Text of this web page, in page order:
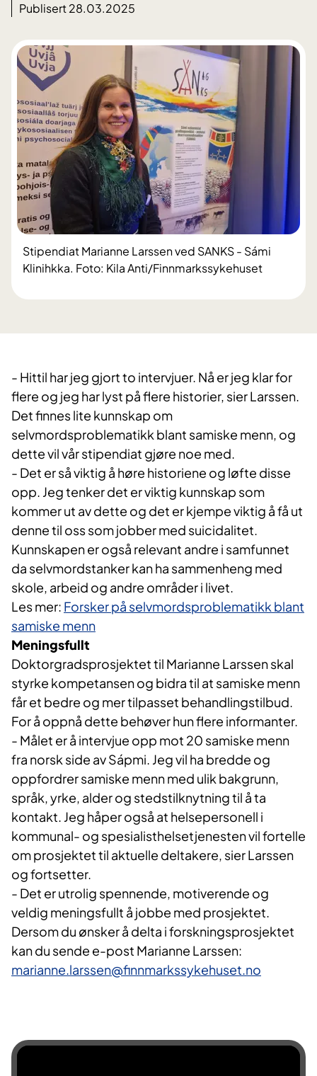
Publisert 28.03.2025
Stipendiat Marianne Larssen ved SANKS - Sámi
Klinihkka. Foto: Kila Anti/Finnmarkssykehuset
- Hittil har jeg gjort to intervjuer. Nå er jeg klar for
flere og jeg har lyst på flere historier, sier Larssen.
Det finnes lite kunnskap om
selvmordsproblematikk blant samiske menn, og
dette vil vår stipendiat gjøre noe med.
- Det er så viktig å høre historiene og løfte disse
opp. Jeg tenker det er viktig kunnskap som
kommer ut av dette og det er kjempe viktig å få ut
denne til oss som jobber med suicidalitet.
Kunnskapen er også relevant andre i samfunnet
da selvmordstanker kan ha sammenheng med
skole, arbeid og andre områder i livet.
Les mer: Forsker på selvmordsproblematikk blant
samiske menn
Meningsfullt
Doktorgradsprosjektet til Marianne Larssen skal
styrke kompetansen og bidra til at samiske menn
får et bedre og mer tilpasset behandlingstilbud.
For å oppnå dette behøver hun flere informanter.
- Målet er å intervjue opp mot 20 samiske menn
fra norsk side av Sápmi. Jeg vil ha bredde og
oppfordrer samiske menn med ulik bakgrunn,
språk, yrke, alder og stedstilknytning til å ta
kontakt. Jeg håper også at helsepersonell i
kommunal- og spesialisthelsetjenesten vil fortelle
om prosjektet til aktuelle deltakere, sier Larssen
og fortsetter.
- Det er utrolig spennende, motiverende og
veldig meningsfullt å jobbe med prosjektet.
Dersom du ønsker å delta i forskningsprosjektet
kan du sende e-post Marianne Larssen:
marianne.larssen@finnmarkssykehuset.no